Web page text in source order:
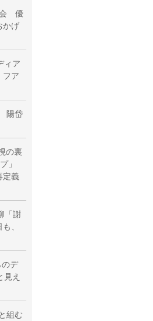
優
かげ
ィア
ア
陽岱
の裏
」
定義
「謝
、
デ
え
組む